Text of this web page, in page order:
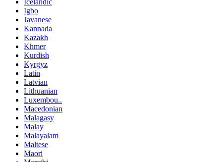
Icelandic
Igbo
Javanese
Kannada
Kazakh
Khmer
Kurdish
Kyrgyz
Latin
Latvian
Lithuanian
Luxembou..
Macedonian
Malagasy
Malay
Malayalam
Maltese
Maori